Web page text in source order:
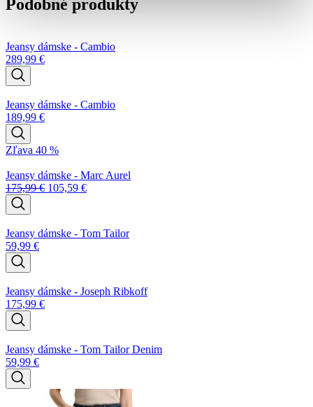
Cambio
Podobné produkty
Jeansy dámske - Cambio
289,99 €
Jeansy dámske - Cambio
189,99 €
Zľava 40 %
Jeansy dámske - Marc Aurel
175,99€ 105,59 €
Jeansy dámske - Tom Tailor
59,99 €
Jeansy dámske - Joseph Ribkoff
175,99 €
Jeansy dámske - Tom Tailor Denim
59,99 €